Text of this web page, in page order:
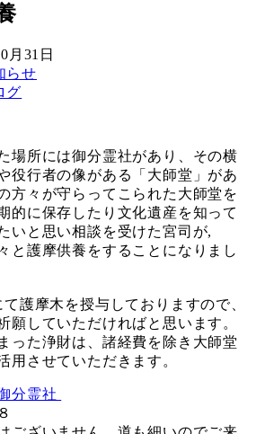
月31日
らせ
グ
場所には御分霊社があり、その横
役行者の像がある「大師堂」があ
方々が守らってこられた大師堂を
的に保存したり文化遺産を知って
いと思い相談を受けた宮司が,
と護摩供養をすることになりまし
護摩木を授与しておりますので、
願していただければと思います。
った浄財は、諸経費を除き大師堂
用させていただきます。
分霊社